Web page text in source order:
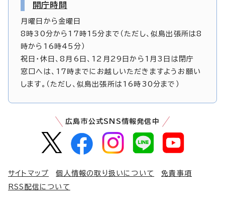
開庁時間
月曜日から金曜日
8時30分から17時15分まで（ただし、似島出張所は8
時から16時45分）
祝日・休日、8月6日、12月29日から1月3日は閉庁
窓口へは、17時までにお越しいただきますようお願い
します。（ただし、似島出張所は16時30分まで）
広島市公式SNS情報発信中
サイトマップ 個人情報の取り扱いについて
免責事項
RSS配信について